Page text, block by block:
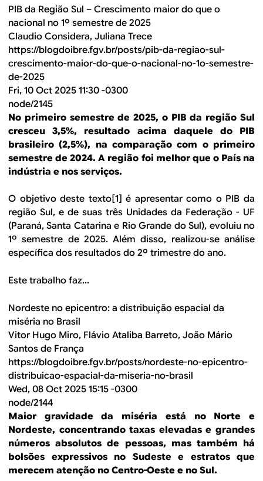
PIB da Região Sul – Crescimento maior do que o
nacional no 1º semestre de 2025
Claudio Considera, Juliana Trece
https://blogdoibre.fgv.br/posts/pib-da-regiao-sul-
crescimento-maior-do-que-o-nacional-no-1o-semestre-
de-2025
Fri, 10 Oct 2025 11:30 -0300
node/2145
No primeiro semestre de 2025, o PIB da região Sul
cresceu 3,5%, resultado acima daquele do PIB
brasileiro (2,5%), na comparação com o primeiro
semestre de 2024. A região foi melhor que o País na
indústria e nos serviços.
O objetivo deste texto[1] é apresentar como o PIB da
região Sul, e de suas três Unidades da Federação - UF
(Paraná, Santa Catarina e Rio Grande do Sul), evoluiu no
1º semestre de 2025. Além disso, realizou-se análise
específica dos resultados do 2º trimestre do ano.
Este trabalho faz...
Nordeste no epicentro: a distribuição espacial da
miséria no Brasil
Vitor Hugo Miro, Flávio Ataliba Barreto, João Mário
Santos de França
https://blogdoibre.fgv.br/posts/nordeste-no-epicentro-
distribuicao-espacial-da-miseria-no-brasil
Wed, 08 Oct 2025 15:15 -0300
node/2144
Maior gravidade da miséria está no Norte e
Nordeste, concentrando taxas elevadas e grandes
números absolutos de pessoas, mas também há
bolsões expressivos no Sudeste e estratos que
merecem atenção no Centro-Oeste e no Sul.